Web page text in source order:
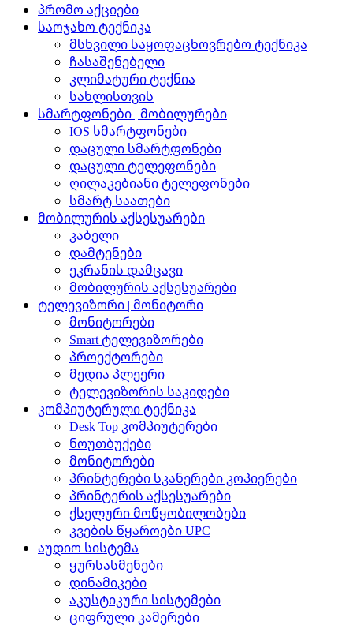
პრომო აქციები
საოჯახო ტექნიკა
მსხვილი საყოფაცხოვრებო ტექნიკა
ჩასაშენებელი
კლიმატური ტექნია
სახლისთვის
სმარტფონები | მობილურები
IOS სმარტფონები
დაცული სმარტფონები
დაცული ტელეფონები
ღილაკებიანი ტელეფონები
სმარტ საათები
მობილურის აქსესუარები
კაბელი
დამტენები
ეკრანის დამცავი
მობილურის აქსესუარები
ტელევიზორი | მონიტორი
მონიტორები
Smart ტელევიზორები
პროექტორები
მედია პლეერი
ტელევიზორის საკიდები
კომპიუტერული ტექნიკა
Desk Top კომპიუტერები
ნოუთბუქები
მონიტორები
პრინტერები სკანერები კოპიერები
პრინტერის აქსესუარები
ქსელური მოწყობილობები
კვების წყაროები UPC
აუდიო სისტემა
ყურსასმენები
დინამიკები
აკუსტიკური სისტემები
ციფრული კამერები